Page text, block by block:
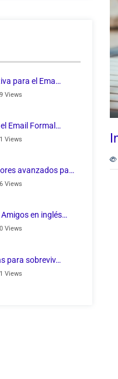
para el Ema…
Views
Email Formal…
Views
avanzados pa…
Views
en inglés…
Views
para sobreviv…
Views